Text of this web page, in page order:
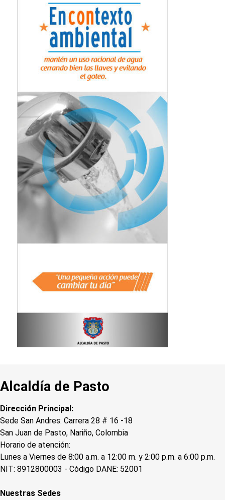
Alcaldía de Pasto
Dirección Principal:
Sede San Andres: Carrera 28 # 16 -18
San Juan de Pasto, Nariño, Colombia
Horario de atención:
Lunes a Viernes de 8:00 a.m. a 12:00 m. y 2:00 p.m. a 6:00 p.m.
NIT: 8912800003 - Código DANE: 52001
Nuestras Sedes